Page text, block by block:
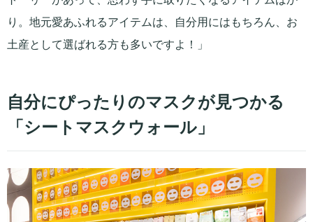
り。地元愛あふれるアイテムは、自分用にはもちろん、お
土産として選ばれる方も多いですよ！」
自分にぴったりのマスクが見つかる
「シートマスクウォール」